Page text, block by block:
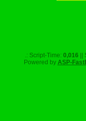
.: Script-Time: 0,016
Powered by ASP-